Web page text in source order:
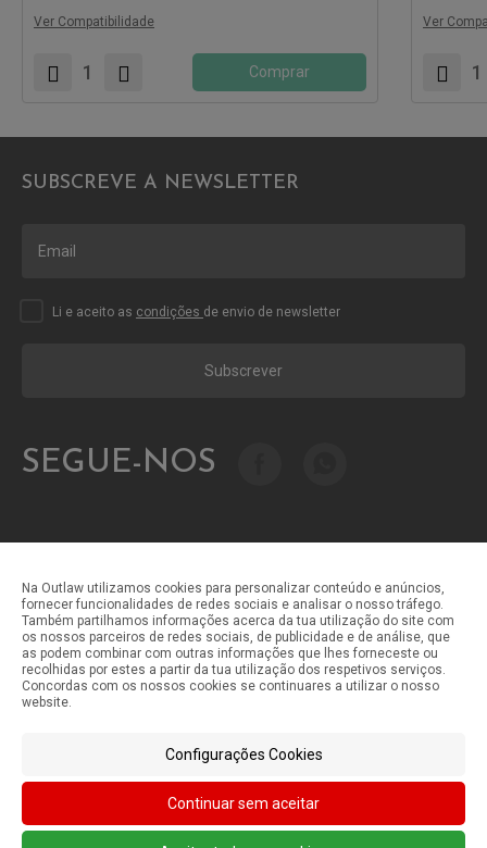
Ver Compatibilidade
Comprar
Ver
SUBSCREVE A NEWSLETTER
Subscrever
Li e aceito as condições de envio de newsletter
SEGUE-NOS
Métodos de pagamento
Métodos de envio
©Outlaw Parts 2024 . Todos os direitos reservados.
Na Outlaw utilizamos cookies para personalizar conteúdo e anúncios,
fornecer funcionalidades de redes sociais e analisar o nosso tráfego.
Também partilhamos informações acerca da tua utilização do site com
os nossos parceiros de redes sociais, de publicidade e de análise, que
as podem combinar com outras informações que lhes forneceste ou
recolhidas por estes a partir da tua utilização dos respetivos serviços.
Concordas com os nossos cookies se continuares a utilizar o nosso
website.
Configurações Cookies
Continuar sem aceitar